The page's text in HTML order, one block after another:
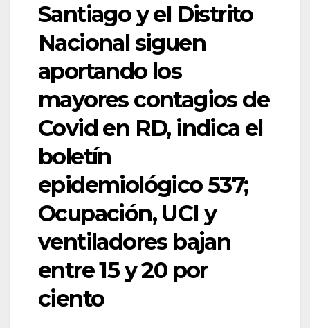
Santiago y el Distrito
Nacional siguen
aportando los
mayores contagios de
Covid en RD, indica el
boletín
epidemiológico 537;
Ocupación, UCI y
ventiladores bajan
entre 15 y 20 por
ciento